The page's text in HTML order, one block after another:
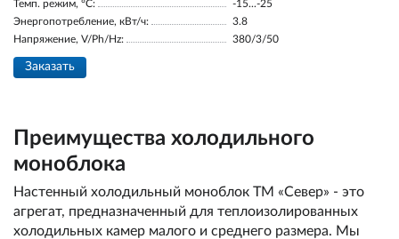
Темп. режим, °С:
-15...-25
Энергопотребление, кВт/ч:
3.8
Напряжение, V/Ph/Hz:
380/3/50
Заказать
Преимущества холодильного
моноблока
Настенный холодильный моноблок ТМ «Север» - это
агрегат, предназначенный для теплоизолированных
холодильных камер малого и среднего размера. Мы